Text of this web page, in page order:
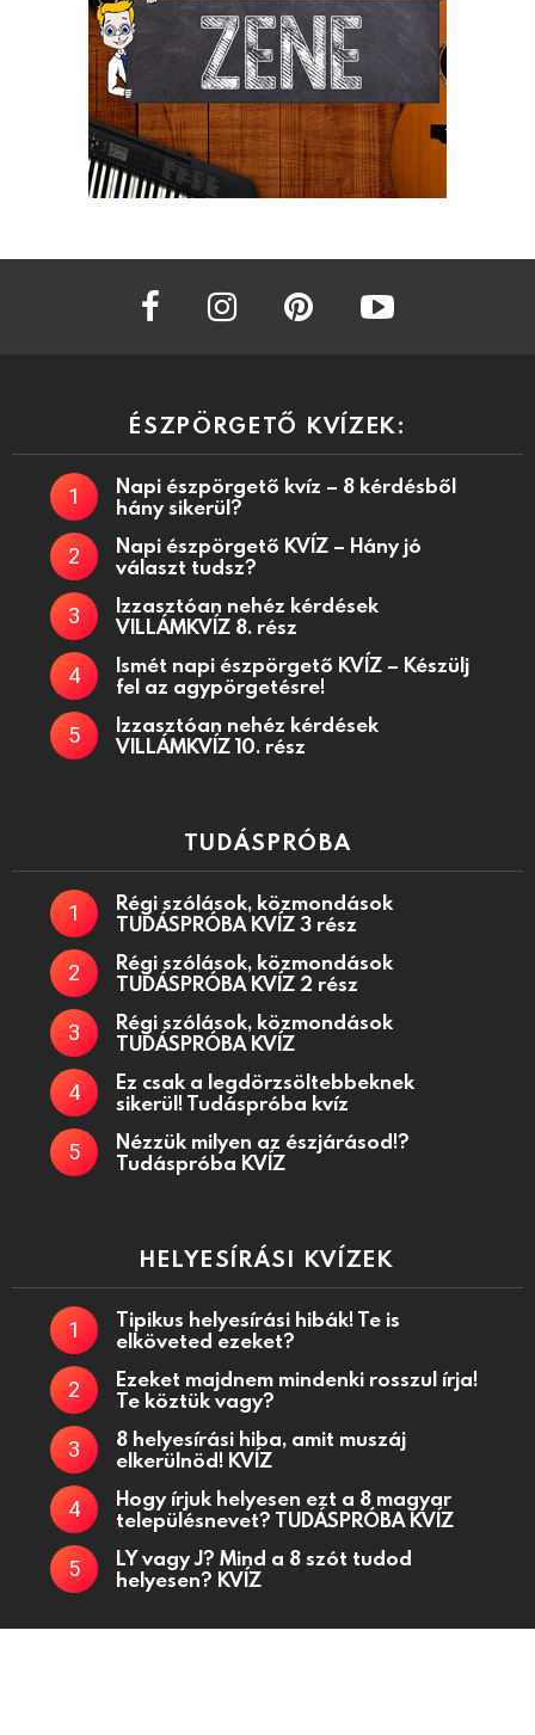
facebook instagram
ÉSZPÖRGETŐ KVÍZEK:
Napi észpörgető kvíz – 8 kérdésből
hány sikerül?
Napi észpörgető KVÍZ – Hány jó
választ tudsz?
Izzasztóan nehéz kérdések
VILLÁMKVÍZ 8. rész
Ismét napi észpörgető KVÍZ – Készülj
fel az agypörgetésre!
Izzasztóan nehéz kérdések
VILLÁMKVÍZ 10. rész
TUDÁSPRÓBA
Régi szólások, közmondások
TUDÁSPRÓBA KVÍZ 3 rész
Régi szólások, közmondások
TUDÁSPRÓBA KVÍZ 2 rész
Régi szólások, közmondások
TUDÁSPRÓBA KVÍZ
Ez csak a legdörzsöltebbeknek
sikerül! Tudáspróba kvíz
Nézzük milyen az észjárásod!?
Tudáspróba KVÍZ
HELYESÍRÁSI KVÍZEK
Tipikus helyesírási hibák! Te is
elköveted ezeket?
Ezeket majdnem mindenki rosszul írja!
Te köztük vagy?
8 helyesírási hiba, amit muszáj
elkerülnöd! KVÍZ
Hogy írjuk helyesen ezt a 8 magyar
településnevet? TUDÁSPRÓBA KVÍZ
LY vagy J? Mind a 8 szót tudod
helyesen? KVÍZ